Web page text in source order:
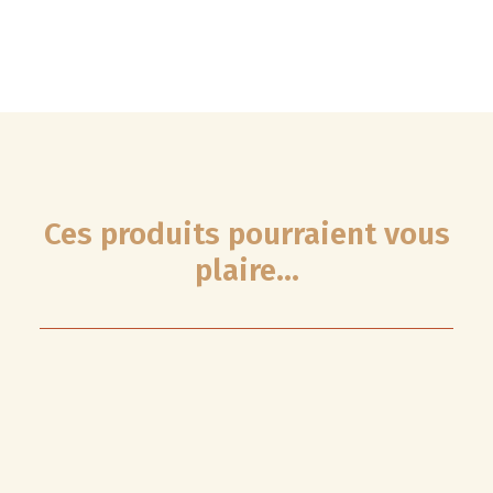
Ces produits pourraient vous
plaire...